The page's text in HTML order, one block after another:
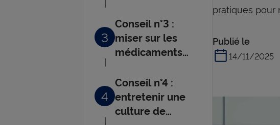
son budget
3
Conseil n°3 :
miser sur les
médicaments
les soins
préventifs
4
Conseil n°4 :
entretenir une
culture de
pratiques pour
Publié le
14/11/2025